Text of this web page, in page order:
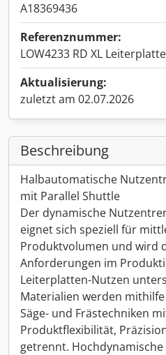
A18369436
Referenznummer:
LOW4233 RD XL
Aktualisierung:
zuletzt am 02.07.2026
Beschreibung
Halbautomatische
mit Parallel Shuttle
Der dynamische
eignet sich speziell für
Produktvolumen und wird
Anforderungen im
Leiterplatten-Nutzen
Materialien werden
Säge- und Frästechniken
Produktflexibilität,
getrennt.